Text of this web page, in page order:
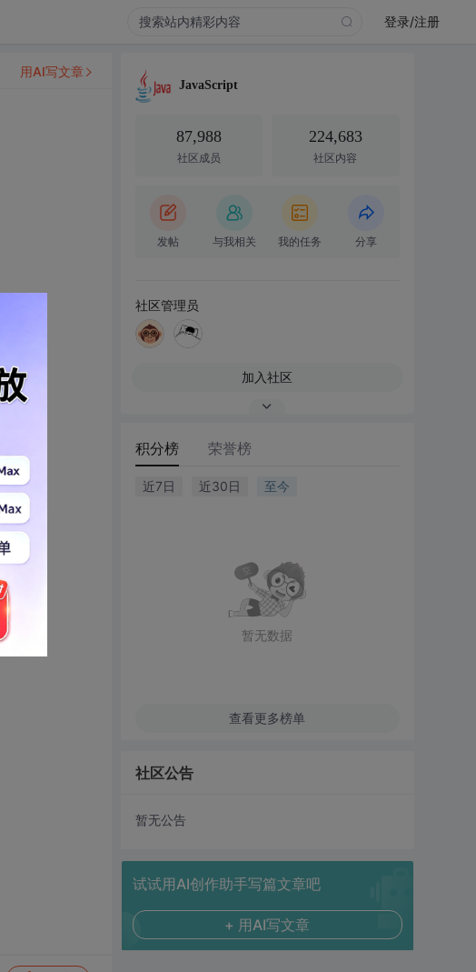
登录/注册
用AI写文章
JavaScript
87,988
社区成员
224,683
社区内容
发帖 与我相关 我的任务 分享
社区管理员
加入社区
积分榜 荣誉榜
近7日 近30日 至今
暂无数据
查看更多榜单
社区公告
暂无公告
试试用AI创作助手写篇文章吧
+ 用AI写文章